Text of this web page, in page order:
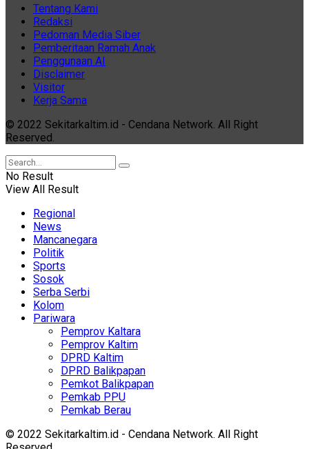
Tentang Kami
Redaksi
Pedoman Media Siber
Pemberitaan Ramah Anak
Penggunaan AI
Disclaimer
Visitor
Kerja Sama
© 2022 Sekitarkaltim.id - Cendana Network. All Right
Reserved.
No Result
View All Result
Regional
News
Mancanegara
Politik
Sports
Sosok
Serba Serbi
Kolom
Pariwara
Pemprov Kaltara
Pemprov Kaltim
DPRD Kaltim
DPRD Balikpapan
Pemkot Balikpapan
Pemkab PPU
Pemkab Berau
© 2022 Sekitarkaltim.id - Cendana Network. All Right